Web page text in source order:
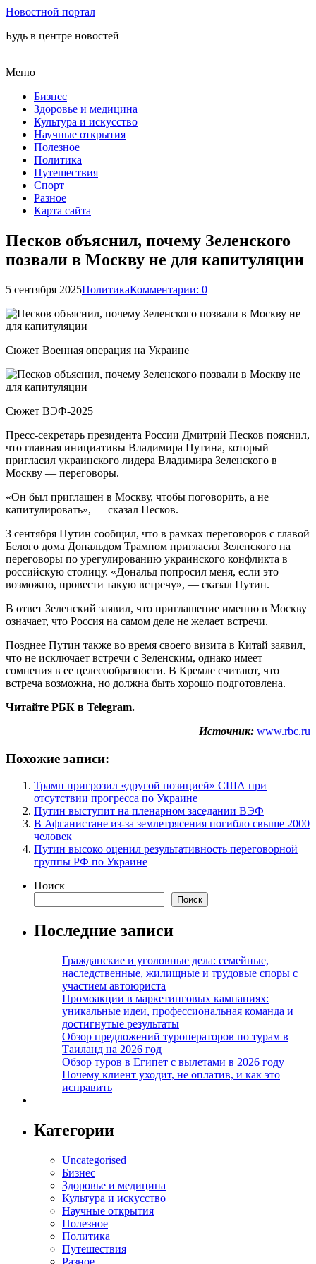
Новостной портал
Будь в центре новостей
Меню
Бизнес
Здоровье и медицина
Культура и искусство
Научные открытия
Полезное
Политика
Путешествия
Спорт
Разное
Карта сайта
Песков объяснил, почему Зеленского
позвали в Москву не для капитуляции
5 сентября 2025ПолитикаКомментарии: 0
Сюжет Военная операция на Украине
Сюжет ВЭФ-2025
Пресс-секретарь президента России Дмитрий Песков пояснил,
что главная инициативы Владимира Путина, который
пригласил украинского лидера Владимира Зеленского в
Москву — переговоры.
«Он был приглашен в Москву, чтобы поговорить, а не
капитулировать», — сказал Песков.
3 сентября Путин сообщил, что в рамках переговоров с главой
Белого дома Дональдом Трампом пригласил Зеленского на
переговоры по урегулированию украинского конфликта в
российскую столицу. «Дональд попросил меня, если это
возможно, провести такую встречу», — сказал Путин.
В ответ Зеленский заявил, что приглашение именно в Москву
означает, что Россия на самом деле не желает встречи.
Позднее Путин также во время своего визита в Китай заявил,
что не исключает встречи с Зеленским, однако имеет
сомнения в ее целесообразности. В Кремле считают, что
встреча возможна, но должна быть хорошо подготовлена.
Читайте РБК в Telegram.
Источник: www.rbc.ru
Похожие записи:
Трамп пригрозил «другой позицией» США при
отсутствии прогресса по Украине
Путин выступит на пленарном заседании ВЭФ
В Афганистане из-за землетрясения погибло свыше 2000
человек
Путин высоко оценил результативность переговорной
группы РФ по Украине
Поиск
Поиск
Последние записи
Гражданские и уголовные дела: семейные,
наследственные, жилищные и трудовые споры с
участием автоюриста
Промоакции в маркетинговых кампаниях:
уникальные идеи, профессиональная команда и
достигнутые результаты
Обзор предложений туроператоров по турам в
Таиланд на 2026 год
Обзор туров в Египет с вылетами в 2026 году
Почему клиент уходит, не оплатив, и как это
исправить
Категории
Uncategorised
Бизнес
Здоровье и медицина
Культура и искусство
Научные открытия
Полезное
Политика
Путешествия
Разное